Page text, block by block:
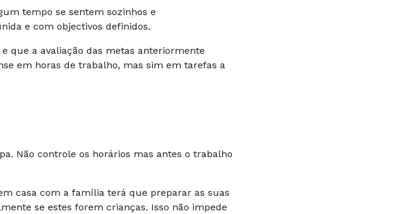
tempo se sentem sozinhos e
e com objectivos definidos.
que a avaliação das metas anteriormente
em horas de trabalho, mas sim em tarefas a
Não controle os horários mas antes o trabalho
casa com a família terá que preparar as suas
se estes forem crianças. Isso não impede